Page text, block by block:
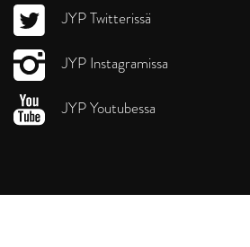
JYP Twitterissä
JYP Instagramissa
JYP Youtubessa